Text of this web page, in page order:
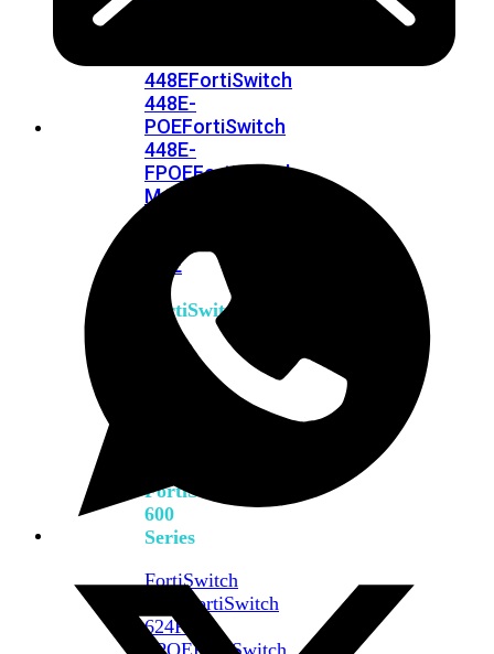
448EFortiSwitch
448E-
POEFortiSwitch
448E-
FPOEFortiSwitch
M426E-
POE
FortiSwitch
Series
FortiSwitch
FortiSwitch
600
Series
FortiSwitch
FortiSwitch
624F-
FPOEFortiSwitch